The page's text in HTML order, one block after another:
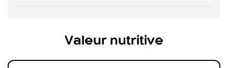
Valeur nutritive